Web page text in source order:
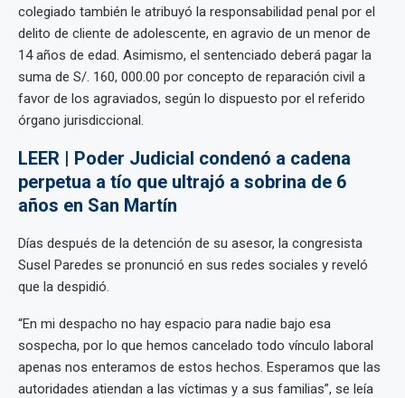
colegiado también le atribuyó la responsabilidad penal por el
delito de cliente de adolescente, en agravio de un menor de
14 años de edad. Asimismo, el sentenciado deberá pagar la
suma de S/. 160, 000.00 por concepto de reparación civil a
favor de los agraviados, según lo dispuesto por el referido
órgano jurisdiccional.
LEER | Poder Judicial condenó a cadena
perpetua a tío que ultrajó a sobrina de 6
años en San Martín
Días después de la detención de su asesor, la congresista
Susel Paredes se pronunció en sus redes sociales y reveló
que la despidió.
“En mi despacho no hay espacio para nadie bajo esa
sospecha, por lo que hemos cancelado todo vínculo laboral
apenas nos enteramos de estos hechos. Esperamos que las
autoridades atiendan a las víctimas y a sus familias”, se leía